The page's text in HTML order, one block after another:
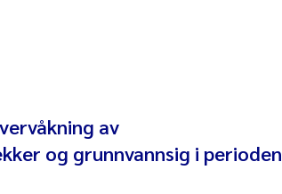
av
og grunnvannsig i perioden